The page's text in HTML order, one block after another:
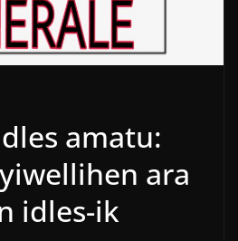
amatu:
ara
idles-ik